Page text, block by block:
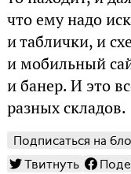
что ему надо
и таблички, и
и мобильный
и банер. И это
разных складов.
Подписаться на
Твитнуть